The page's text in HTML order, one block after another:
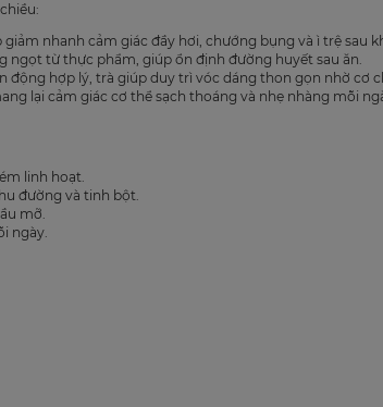
nhanh cảm giác đầy hơi, chướng bụng và ì trệ sau
ngọt từ thực phẩm, giúp ổn định đường huyết sau ăn.
động hợp lý, trà giúp duy trì vóc dáng thon gọn nhờ cơ
lại cảm giác cơ thể sạch thoáng và nhẹ nhàng mỗi
linh hoạt.
đường và tinh bột.
mỡ.
ngày.